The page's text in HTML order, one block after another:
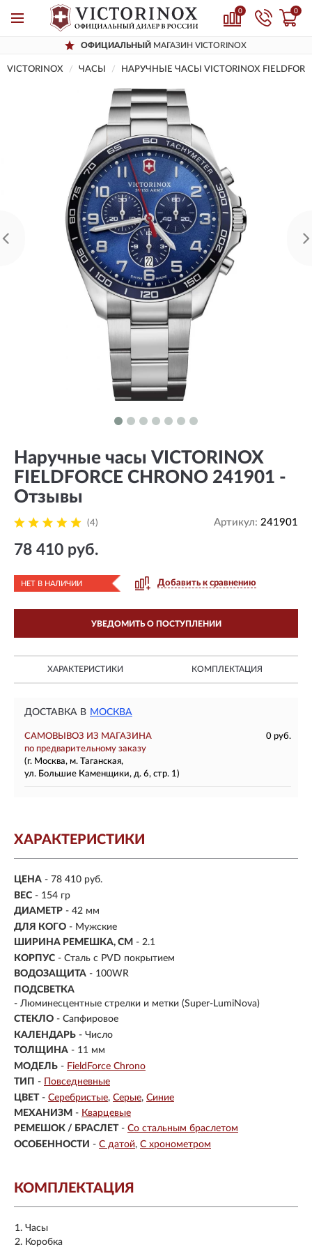
0 0
ОФИЦИАЛЬНЫЙ МАГАЗИН VICTORINOX
VICTORINOX ЧАСЫ НАРУЧНЫЕ ЧАСЫ VICTORINOX
Наручные часы VICTORINOX
FIELDFORCE CHRONO 241901 -
Отзывы
(4) Артикул: 241901
78 410 руб.
НЕТ В НАЛИЧИИ Добавить к сравнению
УВЕДОМИТЬ О ПОСТУПЛЕНИИ
ХАРАКТЕРИСТИКИ КОМПЛЕКТАЦИЯ
ДОСТАВКА В МОСКВА
САМОВЫВОЗ ИЗ МАГАЗИНА
0 руб.
по предварительному заказу
(г. Москва, м. Таганская,
ул. Большие Каменщики, д. 6, стр. 1)
ХАРАКТЕРИСТИКИ
ЦЕНА - 78 410 руб.
ВЕС - 154 гр
ДИАМЕТР - 42 мм
ДЛЯ КОГО - Мужские
ШИРИНА РЕМЕШКА, СМ - 2.1
КОРПУС - Сталь с PVD покрытием
ВОДОЗАЩИТА - 100WR
ПОДСВЕТКА
- Люминесцентные стрелки и метки (Super-LumiNova)
СТЕКЛО - Сапфировое
КАЛЕНДАРЬ - Число
ТОЛЩИНА - 11 мм
МОДЕЛЬ - FieldForce Chrono
ТИП - Повседневные
ЦВЕТ - Серебристые Серые Синие
МЕХАНИЗМ - Кварцевые
РЕМЕШОК / БРАСЛЕТ - Со стальным браслетом
ОСОБЕННОСТИ - С датой С хронометром
КОМПЛЕКТАЦИЯ
Часы
Коробка